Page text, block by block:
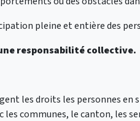
pleine et entière des
responsabilité collective.
les droits les personnes en
communes, le canton, les